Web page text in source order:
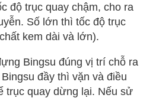
độ trục quay chậm, cho ra
Số lớn thì tốc độ trục
kem dài và lớn).
Bingsu đúng vị trí chỗ ra
đầy thì vặn và điều
trục quay dừng lại. Nếu sử